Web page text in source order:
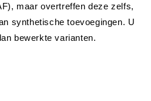
maar overtreffen deze zelfs,
synthetische toevoegingen. U
bewerkte varianten.